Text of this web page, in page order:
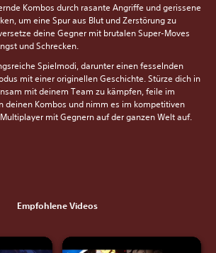
Kombos durch rasante Angriffe und gerissene
um eine Spur aus Blut und Zerstörung zu
deine Gegner mit brutalen Super-Moves
und Schrecken.
Spielmodi, darunter einen fesselnden
mit einer originellen Geschichte. Stürze dich in
mit deinem Team zu kämpfen, feile im
deinen Kombos und nimm es im kompetitiven
mit Gegnern auf der ganzen Welt auf.
Empfohlene Videos